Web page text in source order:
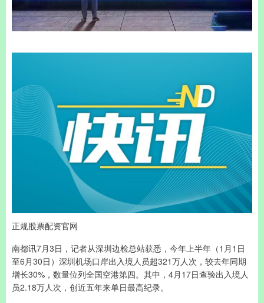
正规股票配资官网
南都讯7月3日，记者从深圳边检总站获悉，今年上半年（1月1日
至6月30日）深圳机场口岸出入境人员超321万人次，较去年同期
增长30%，数量位列全国空港第四。其中，4月17日查验出入境人
员2.18万人次，创近五年来单日最高纪录。